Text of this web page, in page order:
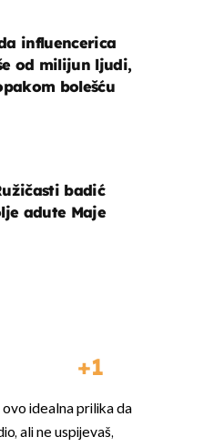
influencerica
od milijun ljudi,
bolešću
badić
adute Maje
1
idealna prilika da
ali ne uspijevaš,